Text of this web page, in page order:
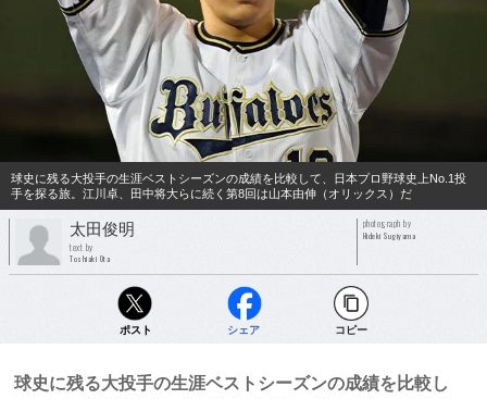
球史に残る大投手の生涯ベストシーズンの成績を比較して、日本プロ野球史上No.1投
手を探る旅。江川卓、田中将大らに続く第8回は山本由伸（オリックス）だ
太田俊明
text by
Toshiaki Ota
photograph by
Hideki Sugiyama
ポスト シェア コピー
球史に残る大投手の生涯ベストシーズンの成績を比較し